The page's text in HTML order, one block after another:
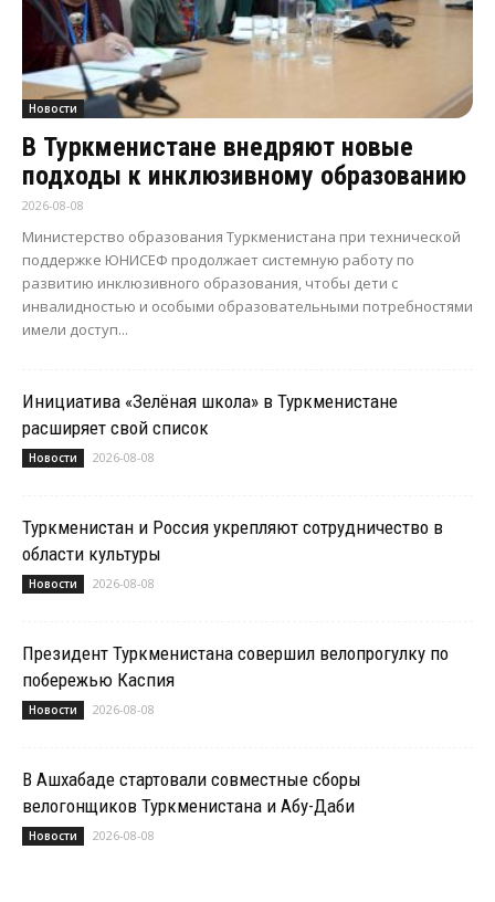
Новости
В Туркменистане внедряют новые
подходы к инклюзивному образованию
2026-08-08
Министерство образования Туркменистана при технической
поддержке ЮНИСЕФ продолжает системную работу по
развитию инклюзивного образования, чтобы дети с
инвалидностью и особыми образовательными потребностями
имели доступ...
Инициатива «Зелёная школа» в Туркменистане
расширяет свой список
Новости 2026-08-08
Туркменистан и Россия укрепляют сотрудничество в
области культуры
Новости 2026-08-08
Президент Туркменистана совершил велопрогулку по
побережью Каспия
Новости 2026-08-08
В Ашхабаде стартовали совместные сборы
велогонщиков Туркменистана и Абу-Даби
Новости 2026-08-08